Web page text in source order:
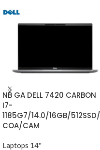
NB GA DELL 7420 CARBON
I7-
1185G7/14.0/16GB/512SSD/
COA/CAM
Laptops 14''